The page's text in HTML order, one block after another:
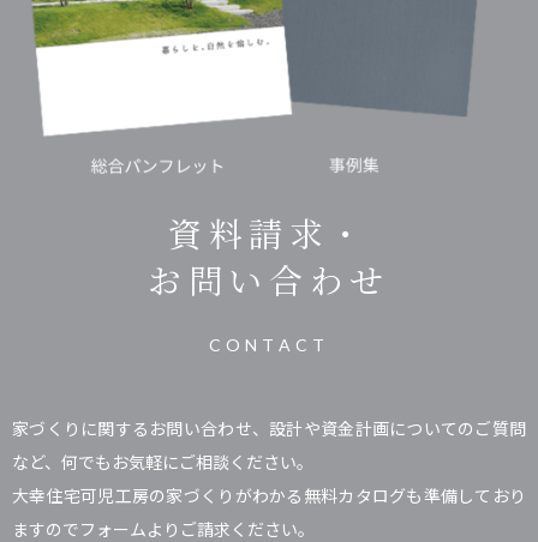
資料請求・
お問い合わせ
CONTACT
家づくりに関するお問い合わせ、設計や資金計画についてのご質問
など、何でもお気軽にご相談ください。
大幸住宅可児工房の家づくりがわかる無料カタログも準備しており
ますのでフォームよりご請求ください。